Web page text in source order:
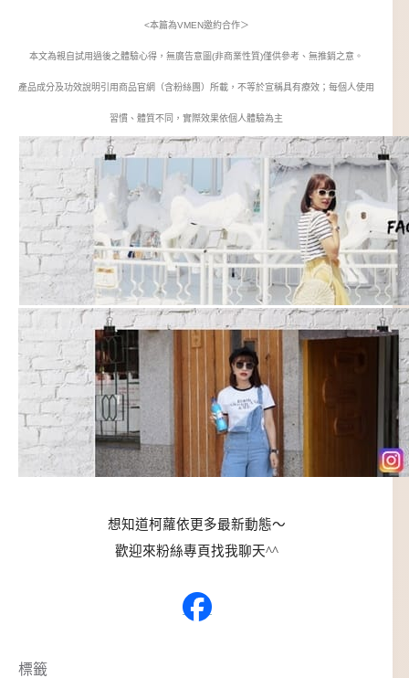
<本篇為VMEN邀約合作＞
本文為親自試用過後之體驗心得，無廣告意圖(非商業性質)僅供參考、無推銷之意。
產品成分及功效說明引用商品官網（含粉絲團）所載，不等於宣稱具有療效；每個人使用
習慣、體質不同，實際效果依個人體驗為主
想知道柯蘿依更多最新動態～
歡迎來粉絲專頁找我聊天^^
標籤